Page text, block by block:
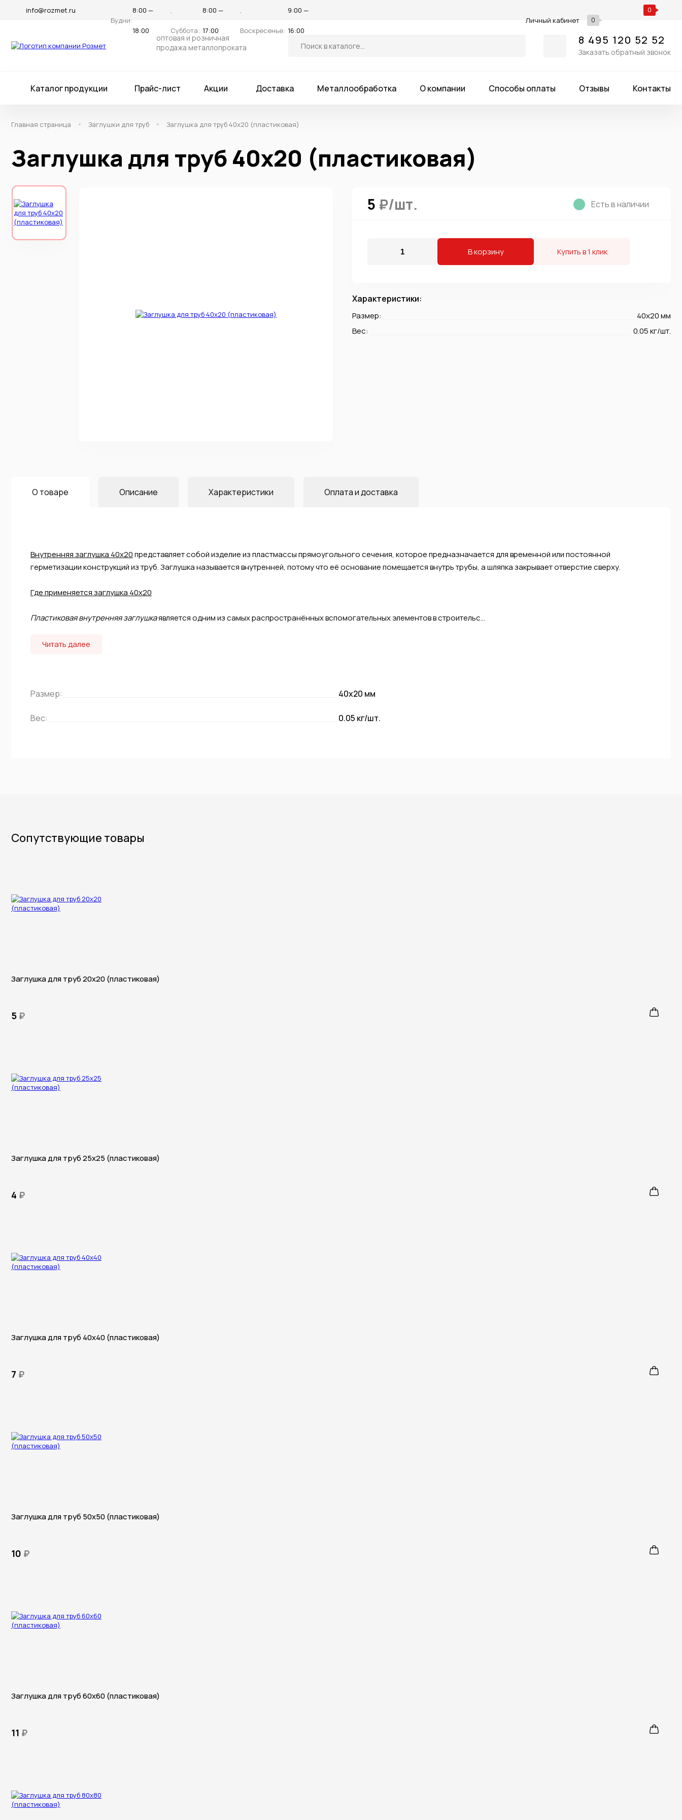
info@rozmet.ru
Будни:
8:00 —
18:00
,
Суббота:
8:00 —
17:00
,
Воскресенье:
9:00 —
16:00
Личный кабинет 0
0
оптовая и розничная
продажа металлопроката
8 495 120 52 52
Заказать обратный звонок
Каталог продукции Прайс-лист Акции Доставка Металлообработка О компании Способы оплаты Отзывы Контакты
Главная страница Заглушки для труб Заглушка для труб 40х20 (пластиковая)
Заглушка для труб 40х20 (пластиковая)
5 ₽/шт. Есть в наличии
В корзину Купить в 1 клик
Характеристики:
Размер:
40х20 мм
Вес:
0.05 кг/шт.
О товаре Описание Характеристики Оплата и доставка
Внутренняя заглушка 40х20представляет собой изделие из пластмассы прямоугольного сечения, которое предназначается для временной или постоянной
герметизации конструкций из труб. Заглушка называется внутренней, потому что её основание помещается внутрь трубы, а шляпка закрывает отверстие сверху.
Где применяется заглушка 40х20
Пластиковая внутренняя заглушкаявляется одним из самых распространённых вспомогательных элементов в строительс...
Читать далее
Размер: 40х20 мм
Вес: 0.05 кг/шт.
Сопутствующие товары
Заглушка для труб 20х20 (пластиковая)
5 ₽
Заглушка для труб 25х25 (пластиковая)
4 ₽
Заглушка для труб 40х40 (пластиковая)
7 ₽
Заглушка для труб 50х50 (пластиковая)
10 ₽
Заглушка для труб 60х60 (пластиковая)
11 ₽